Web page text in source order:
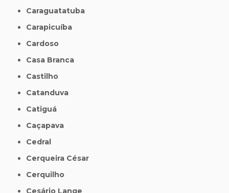
Caraguatatuba
Carapicuíba
Cardoso
Casa Branca
Castilho
Catanduva
Catiguá
Caçapava
Cedral
Cerqueira César
Cerquilho
Cesário Lange